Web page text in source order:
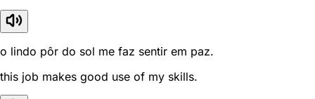
o lindo pôr do sol me faz sentir em paz.
this job makes good use of my skills.